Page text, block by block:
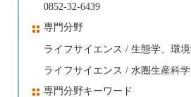
0852-32-6439
専門分野
ライフサイエンス / 生態学、環
ライフサイエンス / 水圏生産科学
専門分野キーワード